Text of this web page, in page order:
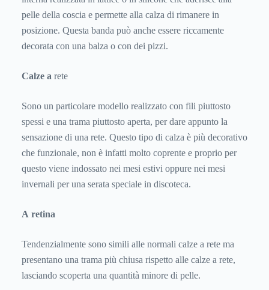
pelle della coscia e permette alla calza di rimanere in
posizione. Questa banda può anche essere riccamente
decorata con una balza o con dei pizzi.
Calze a rete
Sono un particolare modello realizzato con fili piuttosto
spessi e una trama piuttosto aperta, per dare appunto la
sensazione di una rete. Questo tipo di calza è più decorativo
che funzionale, non è infatti molto coprente e proprio per
questo viene indossato nei mesi estivi oppure nei mesi
invernali per una serata speciale in discoteca.
A retina
Tendenzialmente sono simili alle normali calze a rete ma
presentano una trama più chiusa rispetto alle calze a rete,
lasciando scoperta una quantità minore di pelle.